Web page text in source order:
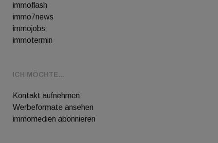
immoflash
immo7news
immojobs
immotermin
ICH MÖCHTE...
Kontakt aufnehmen
Werbeformate ansehen
immomedien abonnieren